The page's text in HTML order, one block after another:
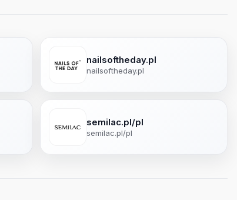
nailsoftheday.pl
nailsoftheday.pl
semilac.pl/pl
semilac.pl/pl